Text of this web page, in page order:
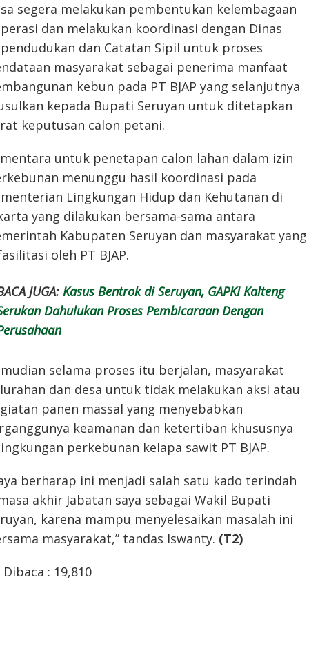
segera melakukan pembentukan kelembagaan
dan melakukan koordinasi dengan Dinas
dan Catatan Sipil untuk proses
masyarakat sebagai penerima manfaat
kebun pada PT BJAP yang selanjutnya
kepada Bupati Seruyan untuk ditetapkan
keputusan calon petani.
untuk penetapan calon lahan dalam izin
menunggu hasil koordinasi pada
Lingkungan Hidup dan Kehutanan di
yang dilakukan bersama-sama antara
Kabupaten Seruyan dan masyarakat yang
oleh PT BJAP.
JUGA: Kasus Bentrok di Seruyan, GAPKI Kalteng
Dahulukan Proses Pembicaraan Dengan
selama proses itu berjalan, masyarakat
dan desa untuk tidak melakukan aksi atau
panen massal yang menyebabkan
keamanan dan ketertiban khususnya
perkebunan kelapa sawit PT BJAP.
berharap ini menjadi salah satu kado terindah
akhir Jabatan saya sebagai Wakil Bupati
karena mampu menyelesaikan masalah ini
masyarakat,” tandas Iswanty. (T2)
Dibaca : 19,810